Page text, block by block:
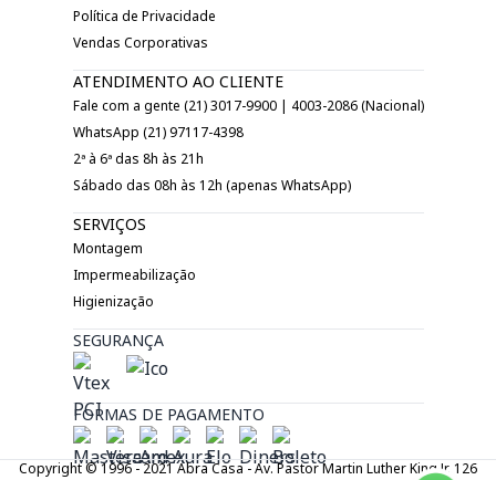
Política de Privacidade
Vendas Corporativas
ATENDIMENTO AO CLIENTE
Fale com a gente (21) 3017-9900 | 4003-2086 (Nacional)
WhatsApp (21) 97117-4398
2ª à 6ª das 8h às 21h
Sábado das 08h às 12h (apenas WhatsApp)
SERVIÇOS
Montagem
Impermeabilização
Higienização
SEGURANÇA
FORMAS DE PAGAMENTO
Copyright © 1996 - 2021 Abra Casa - Av. Pastor Martin Luther King Jr. 126